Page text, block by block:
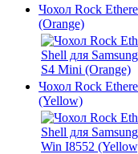
Чохол Rock
(Orange)
Чохол Rock
(Yellow)